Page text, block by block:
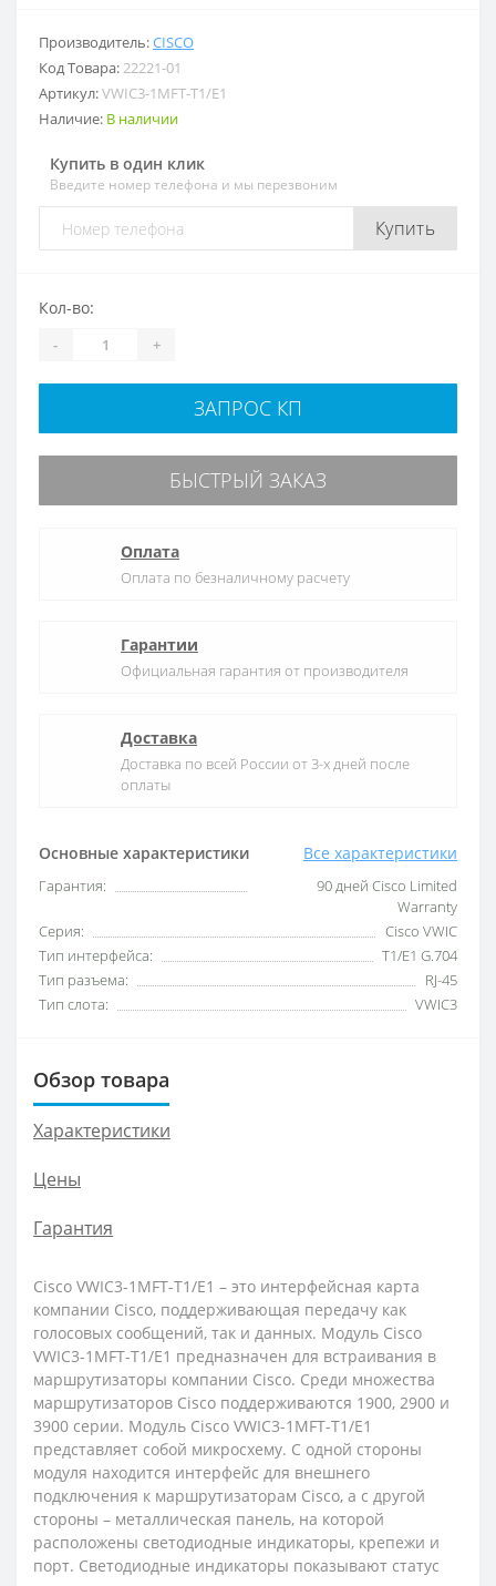
Производитель:CISCO
Код Товара:22221-01
Артикул:VWIC3-1MFT-T1/E1
Наличие: В наличии
Купить в один клик
Введите номер телефона и мы перезвоним
Купить
Основные характеристики Все характеристики
Гарантия:
90 дней Cisco Limited
Warranty
Серия:
Cisco VWIC
Тип интерфейса:
T1/E1 G.704
Тип разъема:
RJ-45
Тип слота:
VWIC3
Кол-во:
- +
ЗАПРОС КП
БЫСТРЫЙ ЗАКАЗ
Оплата
Оплата по безналичному расчету
Гарантии
Официальная гарантия от производителя
Доставка
Доставка по всей России от 3-х дней после
оплаты
Обзор товара
Характеристики
Цены
Гарантия
Cisco VWIC3-1MFT-T1/E1 – это интерфейсная карта
компании Cisco, поддерживающая передачу как
голосовых сообщений, так и данных. Модуль Cisco
VWIC3-1MFT-T1/E1 предназначен для встраивания в
маршрутизаторы компании Cisco. Среди множества
маршрутизаторов Cisco поддерживаются 1900, 2900 и
3900 серии. Модуль Cisco VWIC3-1MFT-T1/E1
представляет собой микросхему. С одной стороны
модуля находится интерфейс для внешнего
подключения к маршрутизаторам Cisco, а с другой
стороны – металлическая панель, на которой
расположены светодиодные индикаторы, крепежи и
порт. Светодиодные индикаторы показывают статус